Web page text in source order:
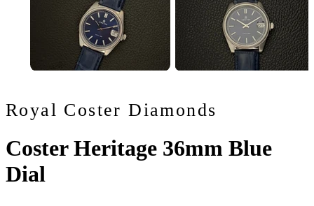
Royal Coster Diamonds
Coster Heritage 36mm Blue
Dial